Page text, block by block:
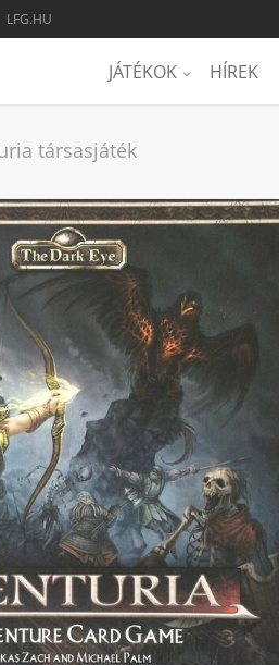
LFG.HU
JÁTÉKOK HÍREK
társasjáték